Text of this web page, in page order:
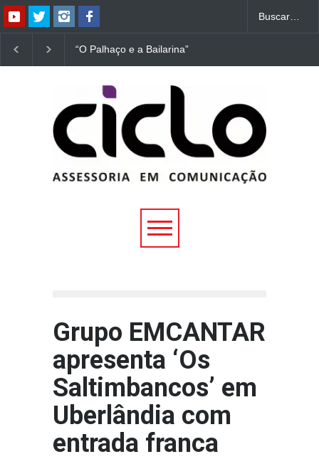
“O Palhaço e a Bailarina”
estreia hoje (1º) em
Uberlândia
Uberlândia
Grupo EMCANTAR
apresenta ‘Os
Saltimbancos’ em
Uberlândia com
entrada franca